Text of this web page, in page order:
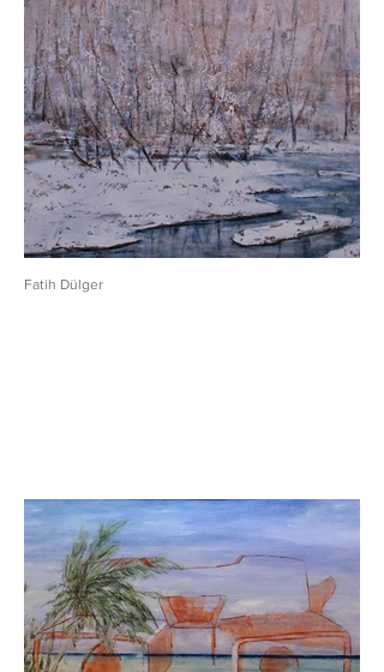
Fatih Dülger